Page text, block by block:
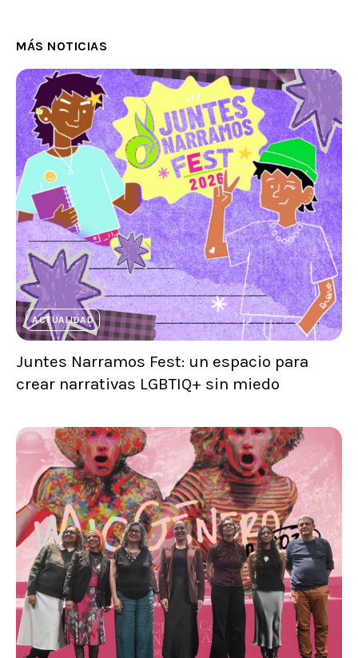
MÁS NOTICIAS
ACTUALIDAD
Juntes Narramos Fest: un espacio para
crear narrativas LGBTIQ+ sin miedo